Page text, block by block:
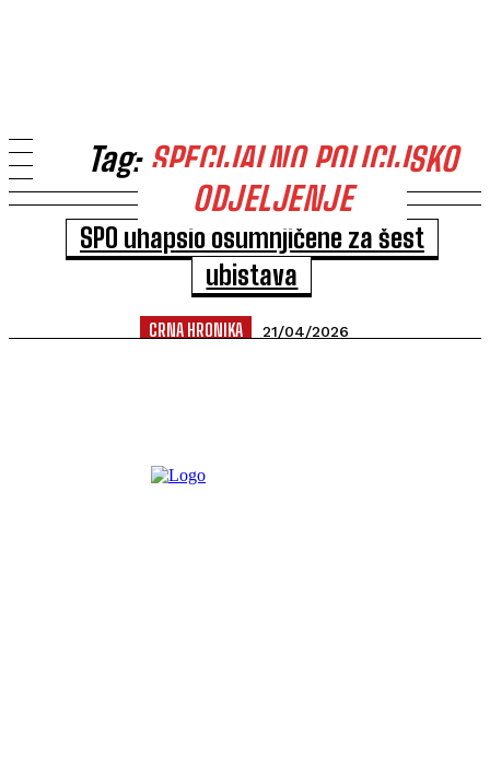
Tag: SPECIJALNO POLICIJSKO
ODJELJENJE
SPO uhapsio osumnjičene za šest
ubistava
CRNA HRONIKA 21/04/2026